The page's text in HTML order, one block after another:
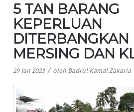
5 TAN BARANG
KEPERLUAN
DITERBANGKAN
MERSING DAN
29 Jan 2023 / oleh Badrul Kamal Zakaria